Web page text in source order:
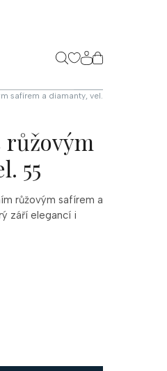
NÁKUPNÍ
KOŠÍK
safírem a diamanty, vel.
růžovým
55
růžovým safírem a
září elegancí i